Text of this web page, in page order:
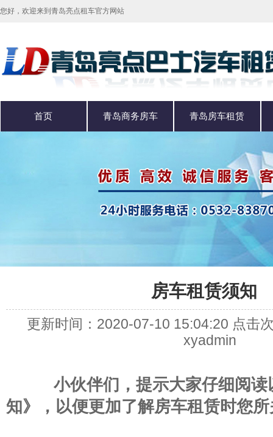
您好，欢迎来到青岛亮点租车官方网站
首页 青岛商务房车 青岛房车租赁
房车租赁须知
更新时间： 2020-07-10 15:04:20 点击
xyadmin
伙伴们，提示大家仔细阅读以
知》，以便更加了解房车租赁时您